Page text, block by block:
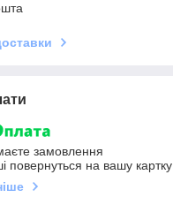
замовлення
повернуться на вашу картку